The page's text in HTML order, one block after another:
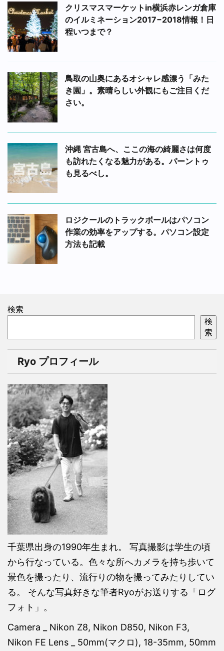
クリスマスマーケットin横浜赤レンガ倉庫
のイルミネーション2017−2018情報！日
程いつまで？
鳥取の山奥にあるオシャレ感漂う「みた
き園」。素晴らしい外観にもご注目くだ
さい。
沖縄 宮古島へ、ここの海の綺麗さは何度
も訪れたくなる魅力がある。パーントゥ
も見るべし。
ロジクールのトラックボールはパソコン
作業の効率をアップする。パソコン設定
方法も記載
検索
検
索
Ryo プロフィール
千葉県出身の1990年生まれ。 写真撮影は学生の頃
から行なっている。色々な所へカメラを持ち歩いて
景色を撮ったり、流行りの物を撮ってみたりしてい
る。 そんな写真好きな筆者Ryoがお送りする「ログ
フォト」。
Camera _ Nikon Z8, Nikon D850, Nikon F3,
Nikon FE Lens _ 50mm(マクロ), 18-35mm, 50mm